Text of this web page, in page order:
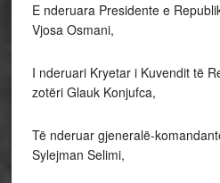
E nderuara Presidente e
Vjosa Osmani,
I nderuari Kryetar i Kuvendit të
zotëri Glauk Konjufca,
Të nderuar gjeneralë-
Sylejman Selimi,